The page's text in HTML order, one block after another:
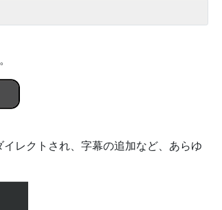
レクトされ、字幕の追加など、あらゆ